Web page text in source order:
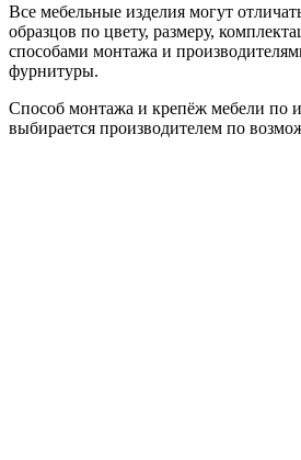
Все мебельные изделия могут
образцов по цвету, размеру,
способами монтажа и
фурнитуры.
Способ монтажа и крепёж мебели по
выбирается производителем по